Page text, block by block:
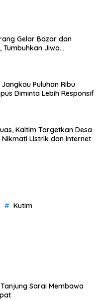
Gelar Bazar dan
Tumbuhkan Jiwa
Puluhan Ribu
Diminta Lebih Responsif
Kaltim Targetkan Desa
Nikmati Listrik dan Internet
Kutim
Sarai Membawa